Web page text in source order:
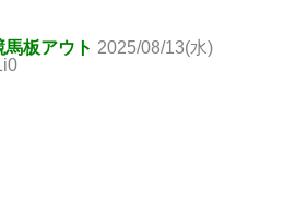
板アウト 2025/08/13(水)